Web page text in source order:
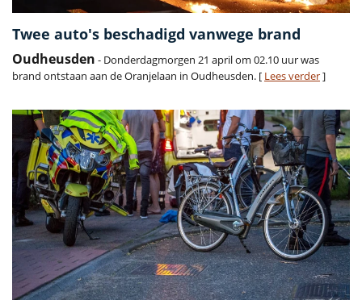
Twee auto's beschadigd vanwege brand
Oudheusden - Donderdagmorgen 21 april om 02.10 uur was
brand ontstaan aan de Oranjelaan in Oudheusden. [ Lees verder]